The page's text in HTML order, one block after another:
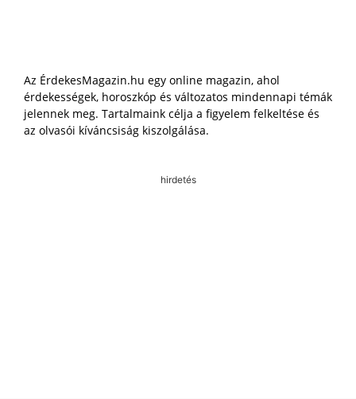
Az ÉrdekesMagazin.hu egy online magazin, ahol
érdekességek, horoszkóp és változatos mindennapi témák
jelennek meg. Tartalmaink célja a figyelem felkeltése és
az olvasói kíváncsiság kiszolgálása.
hirdetés